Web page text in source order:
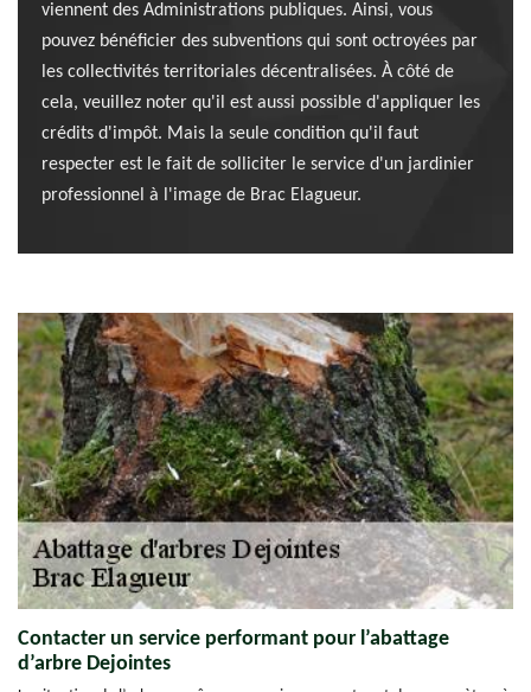
viennent des Administrations publiques. Ainsi, vous
pouvez bénéficier des subventions qui sont octroyées par
les collectivités territoriales décentralisées. À côté de
cela, veuillez noter qu'il est aussi possible d'appliquer les
crédits d'impôt. Mais la seule condition qu'il faut
respecter est le fait de solliciter le service d'un jardinier
professionnel à l'image de Brac Elagueur.
Contacter un service performant pour l’abattage
d’arbre Dejointes